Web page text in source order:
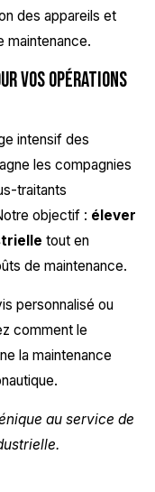
des appareils et
maintenance.
vos opérations
intensif des
les compagnies
traitants
objectif : élever
tout en
de maintenance.
personnalisé ou
comment le
la maintenance
au service de